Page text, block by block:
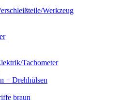
Werkzeug
Tachometer
+ Drehhülsen
braun